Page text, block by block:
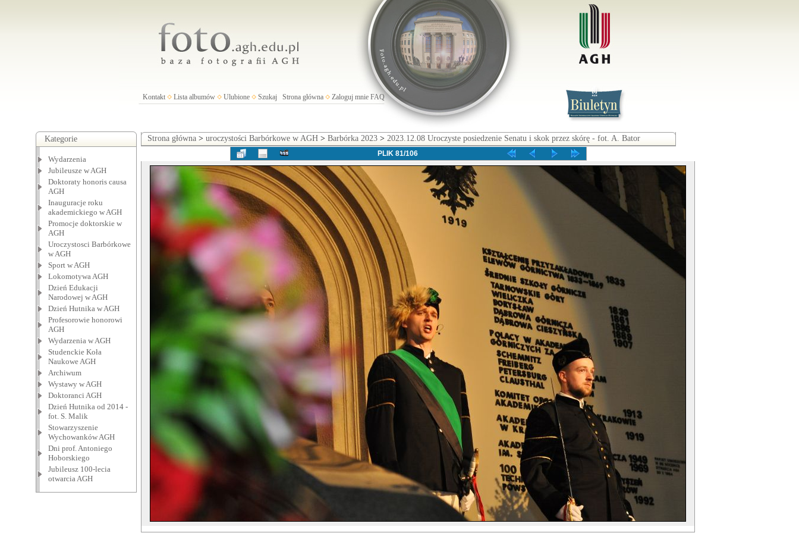
Kontakt Lista albumów Ulubione Szukaj Strona główna Zaloguj mnie FAQ
Kategorie
Wydarzenia
Jubileusze w AGH
Doktoraty honoris causa
AGH
Inauguracje roku
akademickiego w AGH
Promocje doktorskie w
AGH
Uroczystosci Barbórkowe
w AGH
Sport w AGH
Lokomotywa AGH
Dzień Edukacji
Narodowej w AGH
Dzień Hutnika w AGH
Profesorowie honorowi
AGH
Wydarzenia w AGH
Studenckie Koła
Naukowe AGH
Archiwum
Wystawy w AGH
Doktoranci AGH
Dzień Hutnika od 2014 -
fot. S. Malik
Stowarzyszenie
Wychowanków AGH
Dni prof. Antoniego
Hoborskiego
Jubileusz 100-lecia
otwarcia AGH
Strona główna> uroczystości Barbórkowe w AGH> Barbórka 2023> 2023.12.08 Uroczyste posiedzenie Senatu i skok przez skórę - fot. A. Bator
PLIK 81/106